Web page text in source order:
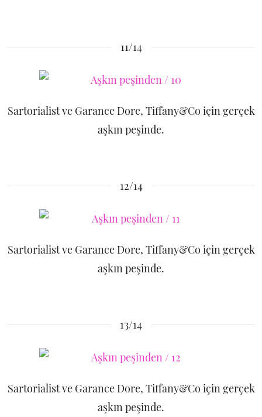
11/14
Sartorialist ve Garance Dore, Tiffany&Co için gerçek
aşkın peşinde.
12/14
Sartorialist ve Garance Dore, Tiffany&Co için gerçek
aşkın peşinde.
13/14
Sartorialist ve Garance Dore, Tiffany&Co için gerçek
aşkın peşinde.